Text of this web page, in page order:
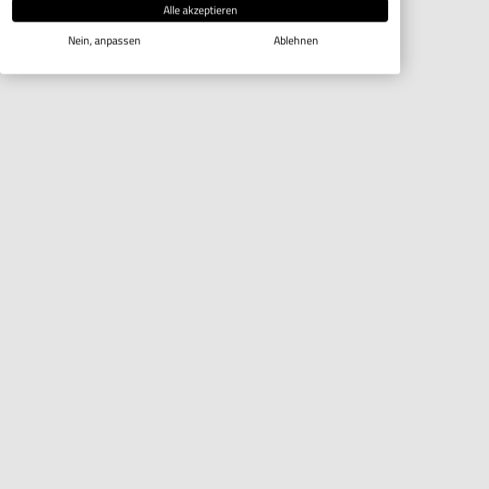
Alle akzeptieren
Nein, anpassen
Ablehnen